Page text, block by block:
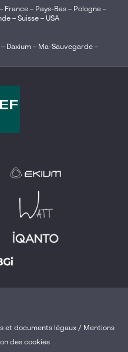
– France– Pays-Bas– Pologne–
– Suisse– USA
– Daxium – Ma-Sauvegarde –
et documents légaux/ Mentions
des cookies